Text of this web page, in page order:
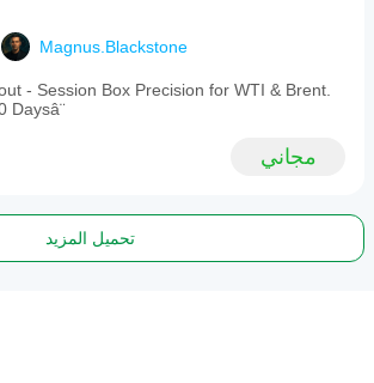
Magnus.Blackstone
- Session Box Precision for WTI & Brent.
مجاني
تحميل المزيد